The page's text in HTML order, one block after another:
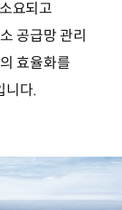
요되고
공급망 관리
효율화를
니다.